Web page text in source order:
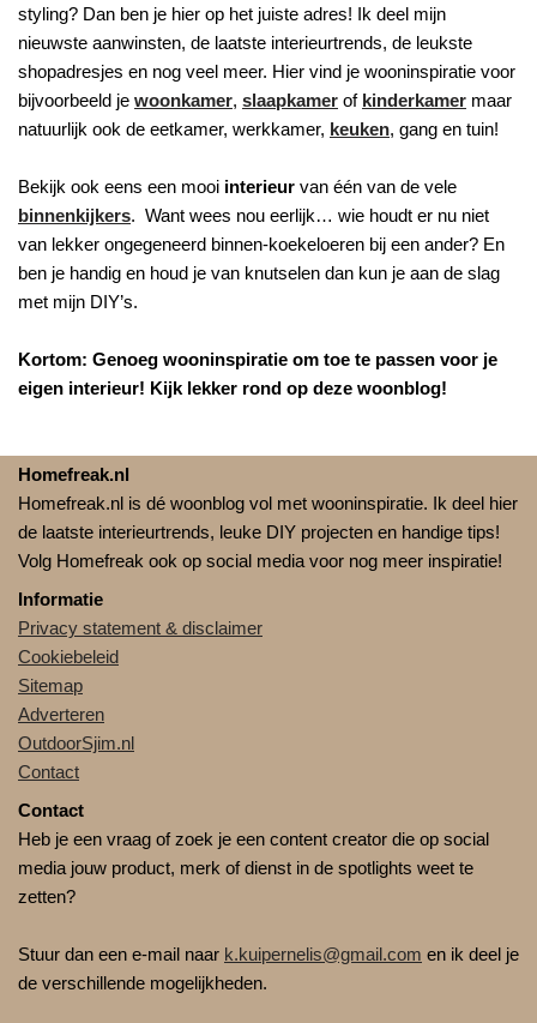
styling? Dan ben je hier op het juiste adres! Ik deel mijn
nieuwste aanwinsten, de laatste interieurtrends, de leukste
shopadresjes en nog veel meer. Hier vind je wooninspiratie voor
bijvoorbeeld je woonkamer, slaapkamer of kinderkamer maar
natuurlijk ook de eetkamer, werkkamer, keuken, gang en tuin!
Bekijk ook eens een mooi interieur van één van de vele
binnenkijkers. Want wees nou eerlijk… wie houdt er nu niet
van lekker ongegeneerd binnen-koekeloeren bij een ander? En
ben je handig en houd je van knutselen dan kun je aan de slag
met mijn DIY’s.
Kortom: Genoeg wooninspiratie om toe te passen voor je
eigen interieur! Kijk lekker rond op deze woonblog!
Homefreak.nl
Homefreak.nl is dé woonblog vol met wooninspiratie. Ik deel hier
de laatste interieurtrends, leuke DIY projecten en handige tips!
Volg Homefreak ook op social media voor nog meer inspiratie!
Informatie
Privacy statement & disclaimer
Cookiebeleid
Sitemap
Adverteren
OutdoorSjim.nl
Contact
Contact
Heb je een vraag of zoek je een content creator die op social
media jouw product, merk of dienst in de spotlights weet te
zetten?
Stuur dan een e-mail naar k.kuipernelis@gmail.com en ik deel je
de verschillende mogelijkheden.